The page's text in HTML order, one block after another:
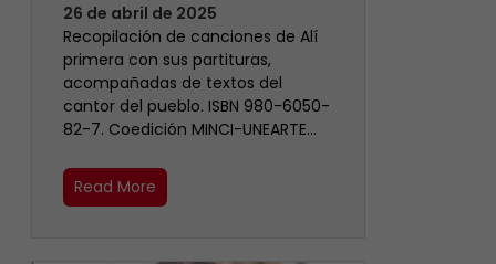
26 de abril de 2025
Recopilación de canciones de Alí
primera con sus partituras,
acompañadas de textos del
cantor del pueblo. ISBN 980-6050-
82-7. Coedición MINCI-UNEARTE…
Read More